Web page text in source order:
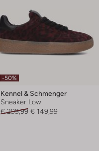
-50%
Kennel & Schmenger
Sneaker Low
€ 299,99 € 149,99